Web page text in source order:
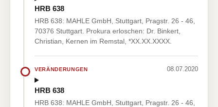
HRB 638
HRB 638: MAHLE GmbH, Stuttgart, Pragstr. 26 - 46,
70376 Stuttgart. Prokura erloschen: Dr. Binkert,
Christian, Kernen im Remstal, *XX.XX.XXXX.
VERÄNDERUNGEN 08.07.2020
HRB 638
HRB 638: MAHLE GmbH, Stuttgart, Pragstr. 26 - 46,